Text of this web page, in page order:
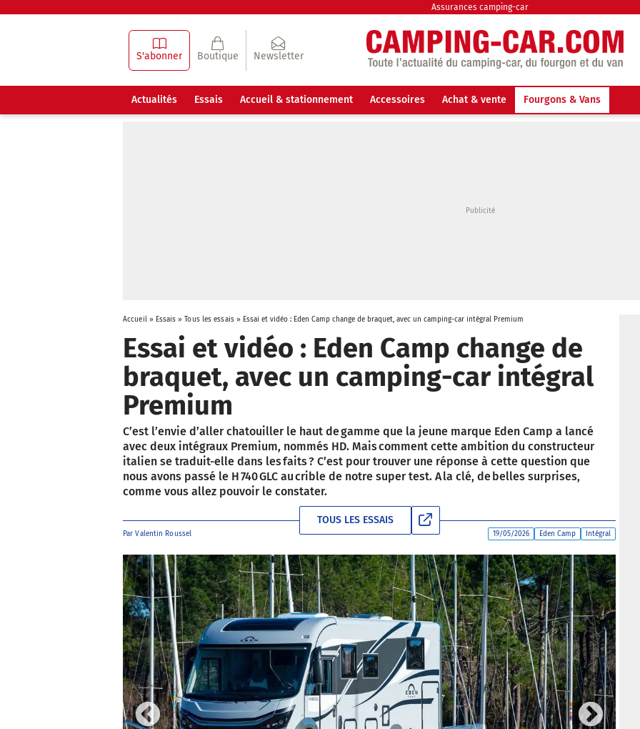
Assurances camping-car
S'abonner Boutique Newsletter
Actualités Essais Accueil & stationnement Accessoires Achat & vente Fourgons & Vans
Accueil» Essais »Tous les essais» Essai et vidéo : Eden Camp change de braquet, avec un camping-car intégral Premium
Essai et vidéo : Eden Camp change de
braquet, avec un camping-car intégral
Premium
C’est l’envie d’aller chatouiller le haut de gamme que la jeune marque Eden Camp a lancé
avec deux intégraux Premium, nommés HD. Mais comment cette ambition du constructeur
italien se traduit-elle dans les faits ? C’est pour trouver une réponse à cette question que
nous avons passé le H 740 GLC au crible de notre super test. A la clé, de belles surprises,
comme vous allez pouvoir le constater.
TOUS LES ESSAIS
ParValentin Roussel 19/05/2026 Eden Camp Intégral